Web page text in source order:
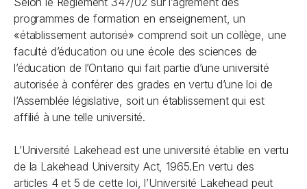
programmes de formation en enseignement, un
«établissement autorisé» comprend soit un collège, une
faculté d’éducation ou une école des sciences de
l’éducation de l’Ontario qui fait partie d’une université
autorisée à conférer des grades en vertu d’une loi de
l’Assemblée législative, soit un établissement qui est
affilié à une telle université.
L’Université Lakehead est une université établie en vertu
de la Lakehead University Act, 1965.En vertu des
articles 4 et 5 de cette loi, l’Université Lakehead peut